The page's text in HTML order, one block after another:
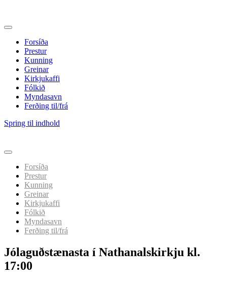
Forsíða
Prestur
Kunning
Greinar
Kirkjukaffi
Fólkið
Myndasavn
Ferðing til/frá
Spring til indhold
Forsíða
Prestur
Kunning
Greinar
Kirkjukaffi
Fólkið
Myndasavn
Ferðing til/frá
Jólaguðstænasta í Nathanalskirkju kl.
17:00